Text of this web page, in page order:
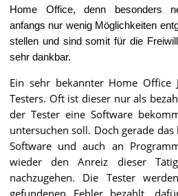
Home Office, denn besonders
anfangs nur wenig Möglichkeiten
stellen und sind somit für die
sehr dankbar.
Ein sehr bekannter Home Office
Testers. Oft ist dieser nur als
der Tester eine Software
untersuchen soll. Doch gerade
Software und auch an
wieder den Anreiz dieser
nachzugehen. Die Tester
gefundenen Fehler bezahlt,